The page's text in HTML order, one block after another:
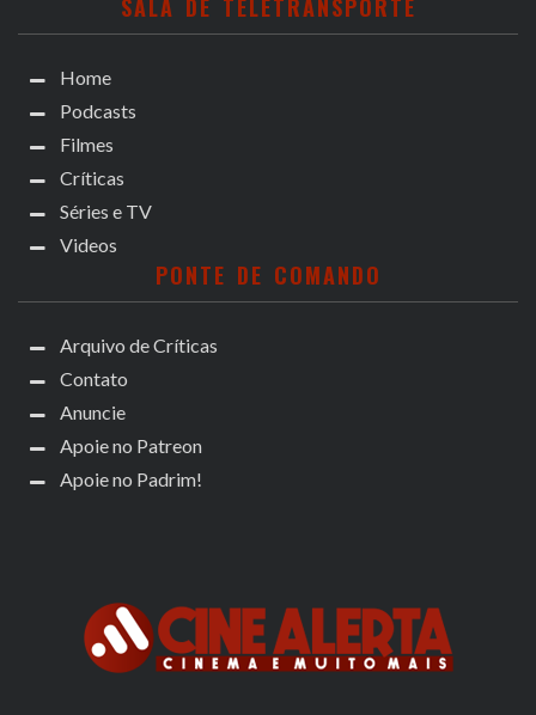
SALA DE TELETRANSPORTE
Home
Podcasts
Filmes
Críticas
Séries e TV
Videos
PONTE DE COMANDO
Arquivo de Críticas
Contato
Anuncie
Apoie no Patreon
Apoie no Padrim!